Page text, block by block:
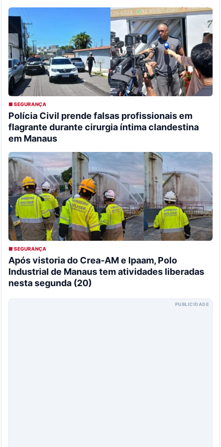
■ SEGURANÇA
Polícia Civil prende falsas profissionais em
flagrante durante cirurgia íntima clandestina
em Manaus
■ SEGURANÇA
Após vistoria do Crea-AM e Ipaam, Polo
Industrial de Manaus tem atividades liberadas
nesta segunda (20)
PUBLICIDADE